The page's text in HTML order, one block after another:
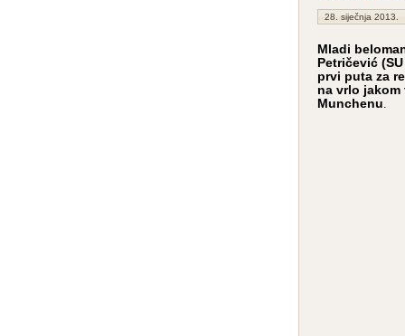
28. siječnja 2013.
Mladi
Petričević
prvi puta za
na vrlo jakom
Munchenu.